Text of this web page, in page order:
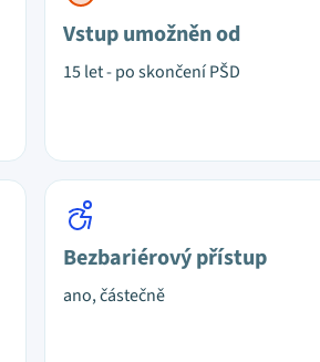
Vstup umožněn od
15 let - po skončení PŠD
Bezbariérový přístup
ano, částečně